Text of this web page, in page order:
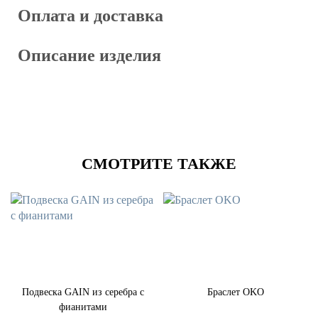
Оплата и доставка
Описание изделия
СМОТРИТЕ ТАКЖЕ
Подвеска GAIN из серебра с
фианитами
Браслет OKO